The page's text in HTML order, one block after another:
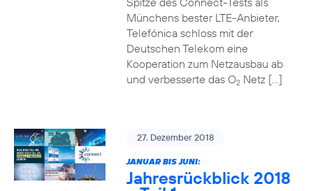
Münchens bester LTE-Anbieter,
Telefónica schloss mit der
Deutschen Telekom eine
Kooperation zum Netzausbau ab
und verbesserte das O2Netz […]
27. Dezember 2018
JANUAR BIS JUNI:
Jahresrückblick 2018